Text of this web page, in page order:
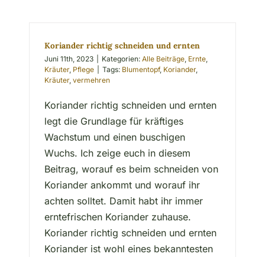
Koriander richtig schneiden und ernten
Juni 11th, 2023 Kategorien:Alle Beiträge, Ernte,
Kräuter, Pflege Tags: Blumentopf, Koriander,
Kräuter,vermehren
Koriander richtig schneiden und ernten
legt die Grundlage für kräftiges
Wachstum und einen buschigen
Wuchs. Ich zeige euch in diesem
Beitrag, worauf es beim schneiden von
Koriander ankommt und worauf ihr
achten solltet. Damit habt ihr immer
erntefrischen Koriander zuhause.
Koriander richtig schneiden und ernten
Koriander ist wohl eines bekanntesten